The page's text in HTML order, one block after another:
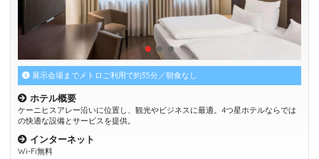
展示会場までメトロご利用で約35分／朝食なし
ホテル概要
ケーニヒスアレー沿いに位置し、観光やビジネスに最適。4つ星ホテルならでは
の快適な設備とサービスを提供。
インターネット
Wi-Fi無料